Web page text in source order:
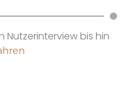
Nutzerinterview bis hin